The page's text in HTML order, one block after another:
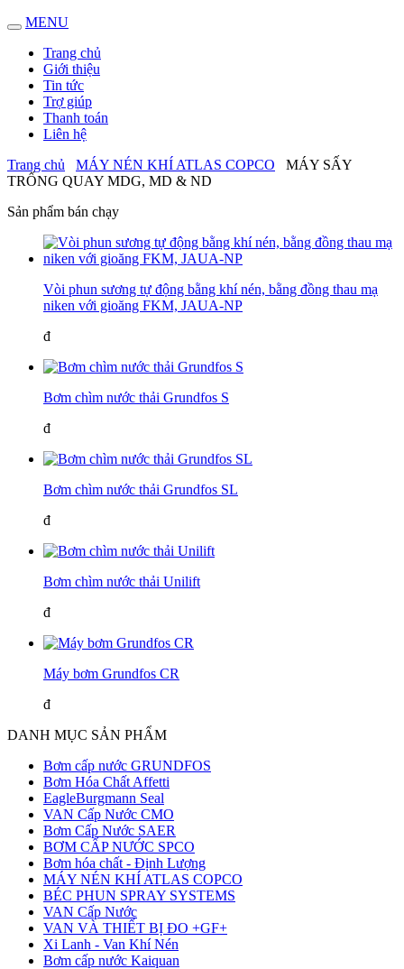
MENU
Trang chủ
Giới thiệu
Tin tức
Trợ giúp
Thanh toán
Liên hệ
Trang chủ
MÁY NÉN KHÍ ATLAS COPCO
MÁY SẤY
TRỐNG QUAY MDG, MD & ND
Sản phẩm bán chạy
Vòi phun sương tự động bằng khí nén, bằng đồng thau mạ
niken với gioăng FKM, JAUA-NP
đ
Bơm chìm nước thải Grundfos S
đ
Bơm chìm nước thải Grundfos SL
đ
Bơm chìm nước thải Unilift
đ
Máy bơm Grundfos CR
đ
DANH MỤC SẢN PHẨM
Bơm cấp nước GRUNDFOS
Bơm Hóa Chất Affetti
EagleBurgmann Seal
VAN Cấp Nước CMO
Bơm Cấp Nước SAER
BƠM CẤP NƯỚC SPCO
Bơm hóa chất - Định Lượng
MÁY NÉN KHÍ ATLAS COPCO
BÉC PHUN SPRAY SYSTEMS
VAN Cấp Nước
VAN VÀ THIẾT BỊ ĐO +GF+
Xi Lanh - Van Khí Nén
Bơm cấp nước Kaiquan